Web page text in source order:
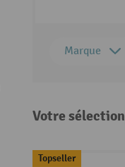
Marque
Votre
Topseller